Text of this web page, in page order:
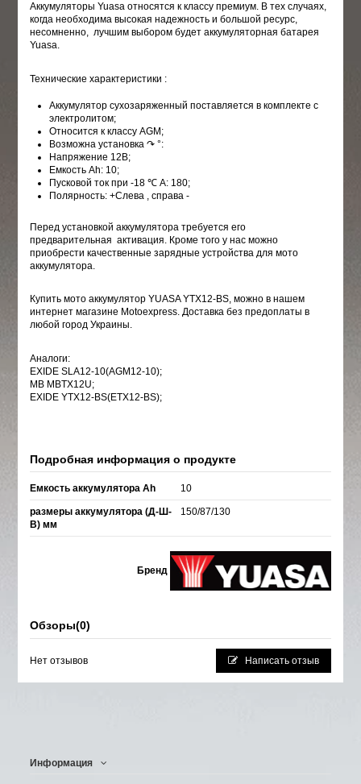
Аккумуляторы Yuasa относятся к классу премиум. В тех случаях,
когда необходима высокая надежность и большой ресурс,
несомненно, лучшим выбором будет аккумуляторная батарея
Yuasa.
Технические характеристики :
Аккумулятор сухозаряженный поставляется в комплекте с
электролитом;
Относится к классу AGM;
Возможна установка ↷ °:
Напряжение 12B;
Емкость Ah: 10;
Пусковой ток при -18 ℃ A: 180;
Полярность: +Слева , справа -
Перед установкой аккумулятора требуется его
предварительная активация. Кроме того у нас можно
приобрести качественные зарядные устройства для мото
аккумулятора.
Купить мото аккумулятор YUASA YTX12-BS, можно в нашем
интернет магазине Motoexpress. Доставка без предоплаты в
любой город Украины.
Аналоги:
EXIDE SLA12-10(AGM12-10);
MB MBTX12U;
EXIDE YTX12-BS(ETX12-BS);
Подробная информация о продукте
Емкость аккумулятора Ah 10
размеры аккумулятора (Д-Ш-
В) мм
150/87/130
Бренд
Обзоры(0)
Нет отзывов Написать отзыв
Информация